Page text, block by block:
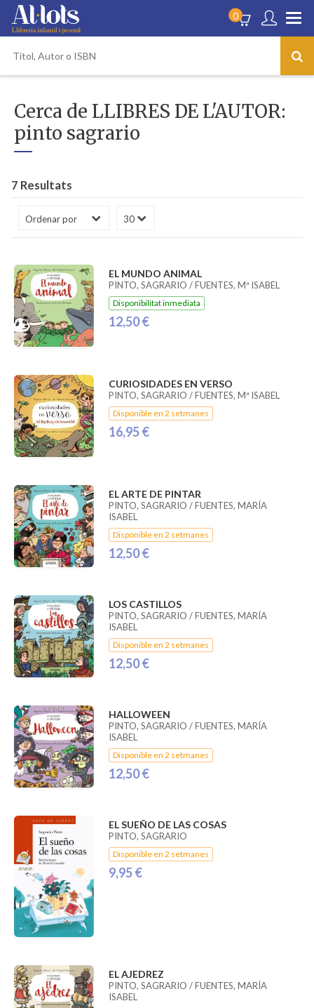
0
Cerca de LLIBRES DE L'AUTOR:
pinto sagrario
7 Resultats
EL MUNDO ANIMAL
PINTO, SAGRARIO / FUENTES, Mª ISABEL
Disponibilitat inmediata
12,50 €
CURIOSIDADES EN VERSO
PINTO, SAGRARIO / FUENTES, Mª ISABEL
Disponible en 2 setmanes
16,95 €
EL ARTE DE PINTAR
PINTO, SAGRARIO / FUENTES, MARÍA
ISABEL
Disponible en 2 setmanes
12,50 €
LOS CASTILLOS
PINTO, SAGRARIO / FUENTES, MARÍA
ISABEL
Disponible en 2 setmanes
12,50 €
HALLOWEEN
PINTO, SAGRARIO / FUENTES, MARÍA
ISABEL
Disponible en 2 setmanes
12,50 €
EL SUEÑO DE LAS COSAS
PINTO, SAGRARIO
Disponible en 2 setmanes
9,95 €
EL AJEDREZ
PINTO, SAGRARIO / FUENTES, MARÍA
ISABEL